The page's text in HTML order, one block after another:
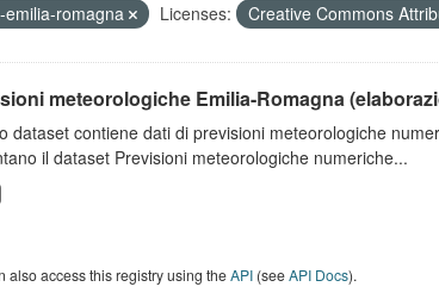
emilia-romagna
Licenses: Creative Commons
meteorologiche Emilia-Romagna
dataset contiene dati di previsioni meteorologiche
il dataset Previsioni meteorologiche numeriche...
also access this registry using theAPI(seeAPI Docs).